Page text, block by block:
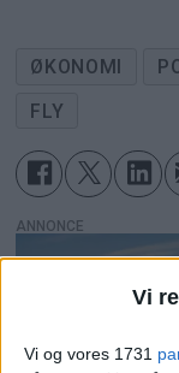
Vi
Vi og vores 1731
ØKONOMI
FLY
ANNONCE